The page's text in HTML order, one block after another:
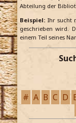
JetztAbteilung der
Beispiel:Ihr sucht
geschrieben wird.
einem Teil seines
# A B C D